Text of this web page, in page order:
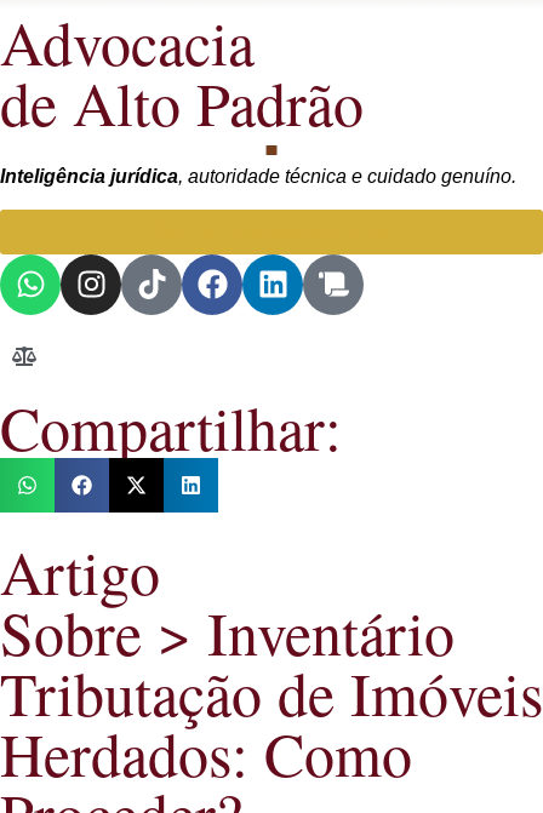
Advocacia
de Alto Padrão
Inteligência jurídica, autoridade técnica e cuidado genuíno.
Compartilhar:
Artigo
Sobre > Inventário
Tributação de Imóveis
Herdados: Como